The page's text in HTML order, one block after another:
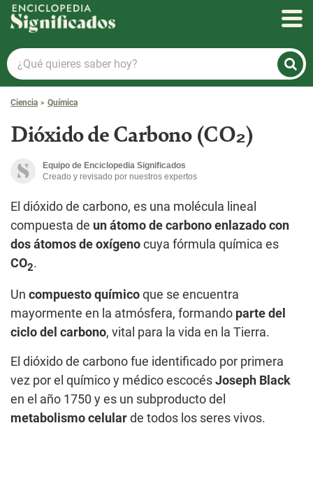
Enciclopedia Significados
¿Qué
quieres
saber
hoy?
Ciencia Química
Dióxido de Carbono (CO₂)
Equipo de Enciclopedia Significados
Creado y revisado por nuestros expertos
El dióxido de carbono, es una molécula lineal
compuesta de un átomo de carbono enlazado con
dos átomos de oxígeno cuya fórmula química es
CO2.
Un compuesto químico que se encuentra
mayormente en la atmósfera, formando parte del
ciclo del carbono, vital para la vida en la Tierra.
El dióxido de carbono fue identificado por primera
vez por el químico y médico escocés Joseph Black
en el año 1750 y es un subproducto del
metabolismo celular de todos los seres vivos.